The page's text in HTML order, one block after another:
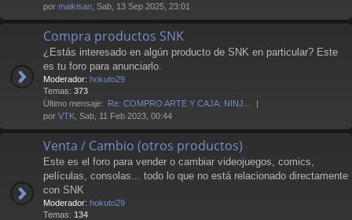
por maikisan , Sab, 13 Sep 2025, 23:01
Compra productos SNK
¿Estás interesado en algún producto de SNK en particular? Este
es tu foro para anunciarlo.
Moderador: hokuto29
Temas: 373
Último mensaje: Re: COMPRO ARTE Y CAJA: NINJ…
por VTK , Sab, 11 Feb 2023, 00:44
Venta / Cambio (otros productos)
Este es el foro para vender o cambiar videojuegos, comics,
películas, consolas... todo lo que no está relacionado directamente
con SNK
Moderador: hokuto29
Temas: 134